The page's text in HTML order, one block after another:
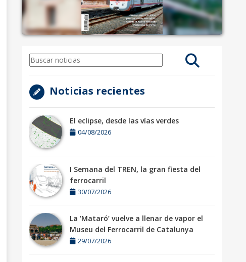
Noticias recientes
El eclipse, desde las vías verdes
04/08/2026
I Semana del TREN, la gran fiesta del
ferrocarril
30/07/2026
La ‘Mataró’ vuelve a llenar de vapor el
Museu del Ferrocarril de Catalunya
29/07/2026